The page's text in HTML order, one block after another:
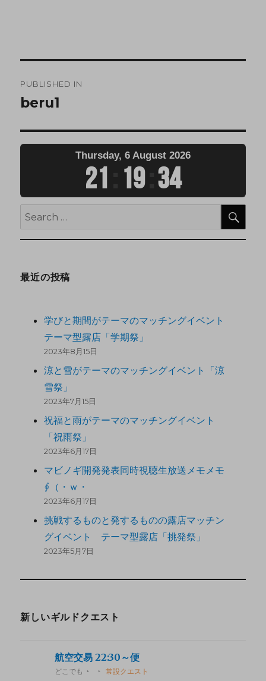
PUBLISHED IN
beru1
Thursday, 6 August 2026
21 19 35
最近の投稿
学びと期間がテーマのマッチングイベント
テーマ型露店「学期祭」
2023年8月15日
涼と雪がテーマのマッチングイベント「涼
雪祭」
2023年7月15日
祝福と雨がテーマのマッチングイベント
「祝雨祭」
2023年6月17日
マビノギ開発発表同時視聴生放送メモメモ
∮（・ｗ・
2023年6月17日
挑戦するものと発するものの露店マッチン
グイベント テーマ型露店「挑発祭」
2023年5月7日
新しいギルドクエスト
航空交易 22:30～便
どこでも 常設クエスト